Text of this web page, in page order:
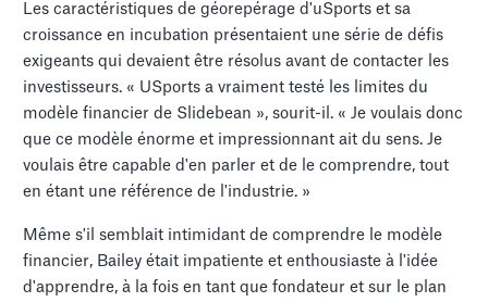
Les caractéristiques de géorepérage d'uSports et sa
croissance en incubation présentaient une série de défis
exigeants qui devaient être résolus avant de contacter les
investisseurs. « USports a vraiment testé les limites du
modèle financier de Slidebean », sourit-il. « Je voulais donc
que ce modèle énorme et impressionnant ait du sens. Je
voulais être capable d'en parler et de le comprendre, tout
en étant une référence de l'industrie. »
Même s'il semblait intimidant de comprendre le modèle
financier, Bailey était impatiente et enthousiaste à l'idée
d'apprendre, à la fois en tant que fondateur et sur le plan